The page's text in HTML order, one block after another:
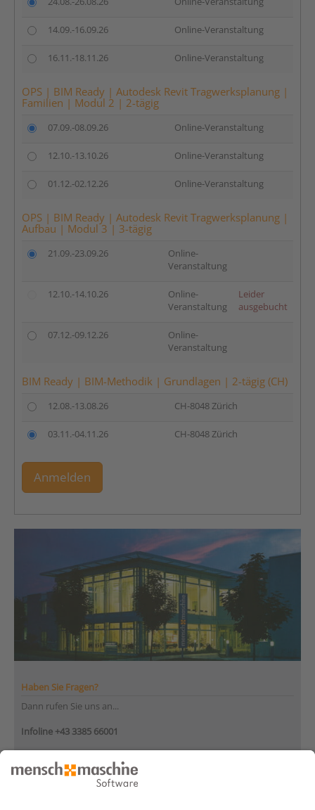
14.09.-16.09.26 Online-Veranstaltung
16.11.-18.11.26 Online-Veranstaltung
OPS | BIM Ready | Autodesk Revit Tragwerksplanung |
Familien | Modul 2 | 2-tägig
07.09.-08.09.26 Online-Veranstaltung
12.10.-13.10.26 Online-Veranstaltung
01.12.-02.12.26 Online-Veranstaltung
OPS | BIM Ready | Autodesk Revit Tragwerksplanung |
Aufbau | Modul 3 | 3-tägig
21.09.-23.09.26
Online-
Veranstaltung
12.10.-14.10.26
Online-
Veranstaltung
Leider
ausgebucht
07.12.-09.12.26
Online-
Veranstaltung
BIM Ready | BIM-Methodik | Grundlagen | 2-tägig (CH)
12.08.-13.08.26 CH-8048 Zürich
03.11.-04.11.26 CH-8048 Zürich
Anmelden
Haben Sie Fragen?
Dann rufen Sie uns an...
Infoline +43 3385 66001
von 08:30 bis 12:00 Uhr
und 12:30 bis 17:00 Uhr